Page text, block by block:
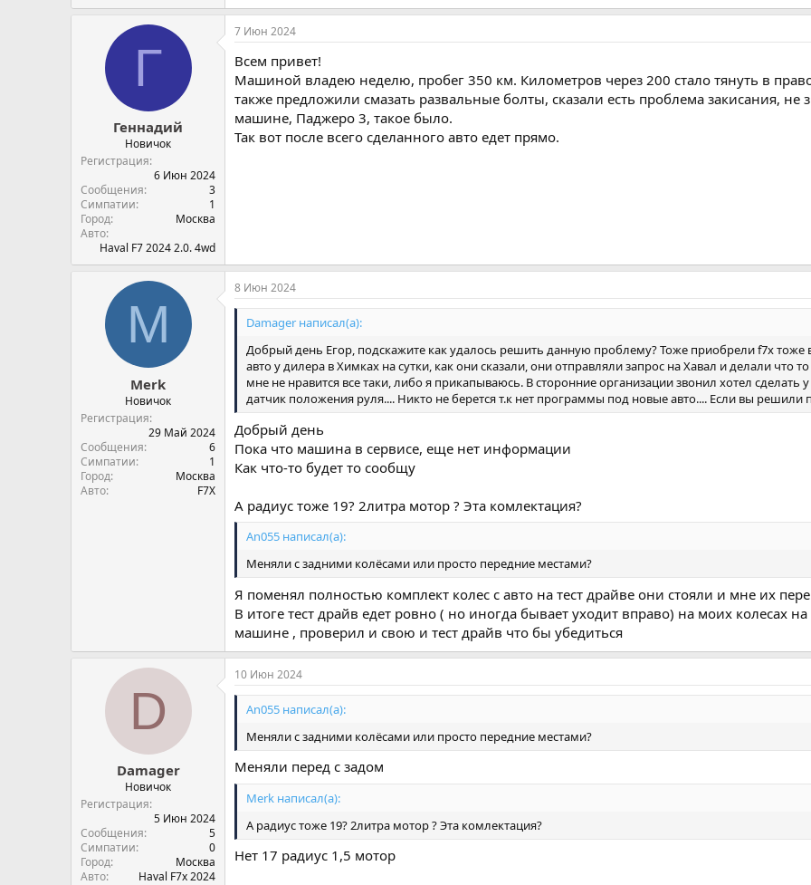
Г
Геннадий
Новичок
Регистрация
6 Июн 2024
Сообщения
3
Симпатии
1
Город
Москва
Авто
Haval F7 2024 2.0. 4wd
7 Июн 2024
Всем привет!
Машиной владею неделю, пробег 350 км. Километров через 200 стало тянуть в
также предложили смазать развальные болты, сказали есть проблема закисания,
машине, Паджеро 3, такое было.
Так вот после всего сделанного авто едет прямо.
M
Merk
Новичок
Регистрация
29 Май 2024
Сообщения
6
Симпатии
1
Город
Москва
Авто
F7X
8 Июн 2024
Damager написал(а):
Добрый день Егор, подскажите как удалось решить данную проблему? Тоже приобрели f7x тоже
авто у дилера в Химках на сутки, как они сказали, они отправляли запрос на Хавал и делали что
мне не нравится все таки, либо я прикапываюсь. В сторонние организации звонил хотел сделать
датчик положения руля.... Никто не берется т.к нет программы под новые авто.... Если вы
Добрый день
Пока что машина в сервисе, еще нет информации
Как что-то будет то сообщу
А радиус тоже 19? 2литра мотор ? Эта комлектация?
An055 написал(а):
Меняли с задними колёсами или просто передние местами?
Я поменял полностью комплект колес с авто на тест драйве они стояли и мне их
В итоге тест драйв едет ровно ( но иногда бывает уходит вправо) на моих колесах
машине , проверил и свою и тест драйв что бы убедиться
D
Damager
Новичок
Регистрация
5 Июн 2024
Сообщения
5
Симпатии
0
Город
Москва
Авто
Haval F7х 2024
10 Июн 2024
An055 написал(а):
Меняли с задними колёсами или просто передние местами?
Меняли перед с задом
Merk написал(а):
А радиус тоже 19? 2литра мотор ? Эта комлектация?
Нет 17 радиус 1,5 мотор